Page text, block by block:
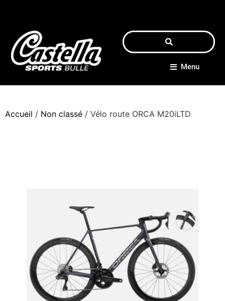
Menu
Accueil / Non classé / Vélo route ORCA M20iLTD